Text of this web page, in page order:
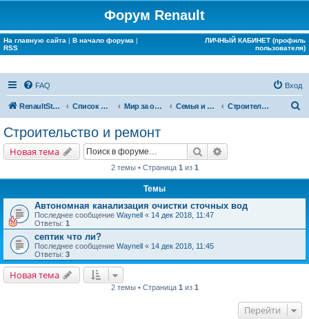
Форум Renault
На главную сайта | В начало форума |
RSS
ЛИЧНЫЙ КАБИНЕТ (профиль
пользователя)
FAQ Вход
RenaultStory Список форумов Мир за окном Renault Семья и дом Строительство и ремонт
Строительство и ремонт
Новая тема Поиск
2 темы • Страница 1 из 1
Темы
Автономная канализация очистки сточных вод
Последнее сообщение Waynell « 14 дек 2018, 11:47
Ответы: 1
септик что ли?
Последнее сообщение Waynell « 14 дек 2018, 11:45
Ответы: 3
Новая тема
2 темы • Страница 1 из 1
Перейти